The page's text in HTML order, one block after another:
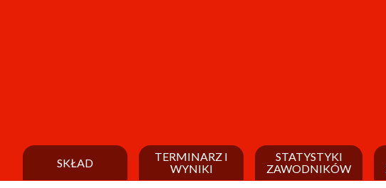
SKŁAD
TERMINARZ I
WYNIKI
STATYSTYKI
ZAWODNIKÓW